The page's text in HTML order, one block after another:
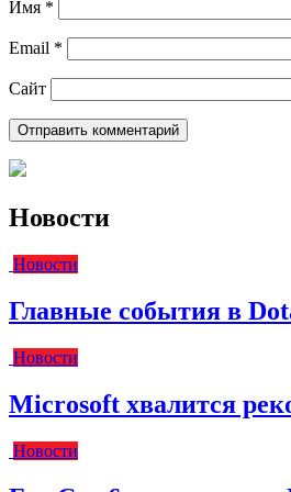
Имя *
Email *
Сайт
Новости
Новости
Главные события в
Новости
Microsoft хвалится
Новости